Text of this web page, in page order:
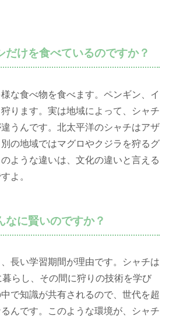
だけを食べているのですか？
な食べ物を食べます。ペンギン、イ
ります。実は地域によって、シャチ
うんです。北太平洋のシャチはアザ
の地域ではマグロやクジラを狩るグ
ような違いは、文化の違いと言える
よ。
なに賢いのですか？
長い学習期間が理由です。シャチは
らし、その間に狩りの技術を学び
で知識が共有されるので、世代を超
んです。このような環境が、シャチ